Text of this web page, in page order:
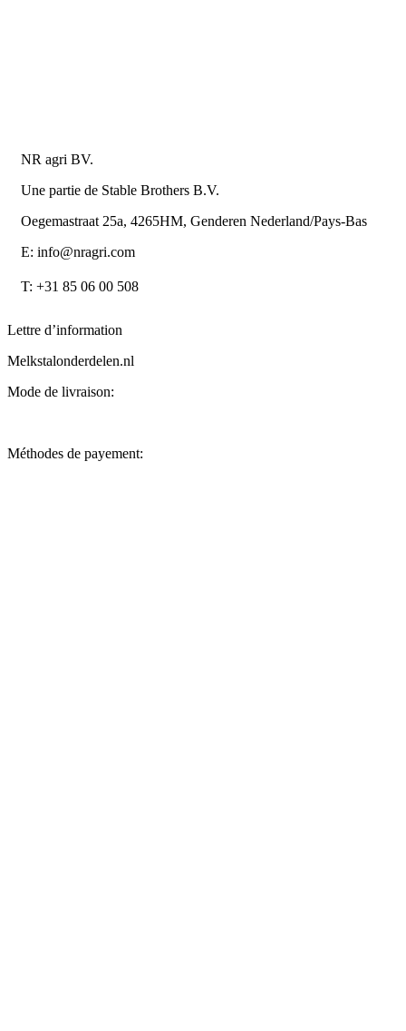
NR agri BV.
Une partie de Stable Brothers B.V.
Oegemastraat 25a, 4265HM, Genderen Nederland/Pays-Bas
E: info@nragri.com
T: +31 85 06 00 508
Lettre d’information
Melkstalonderdelen.nl
Mode de livraison:
Méthodes de payement: